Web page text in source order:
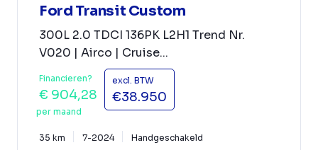
Ford Transit Custom
300L 2.0 TDCI 136PK L2H1 Trend Nr.
V020 | Airco | Cruise...
Financieren?
€ 904,28
per maand
excl. BTW
€38.950
35 km 7-2024 Handgeschakeld